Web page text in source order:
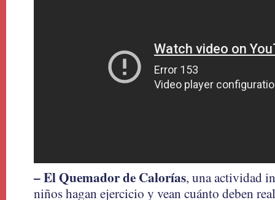
– El Quemador de Calorías, una actividad
niños hagan ejercicio y vean cuánto deben